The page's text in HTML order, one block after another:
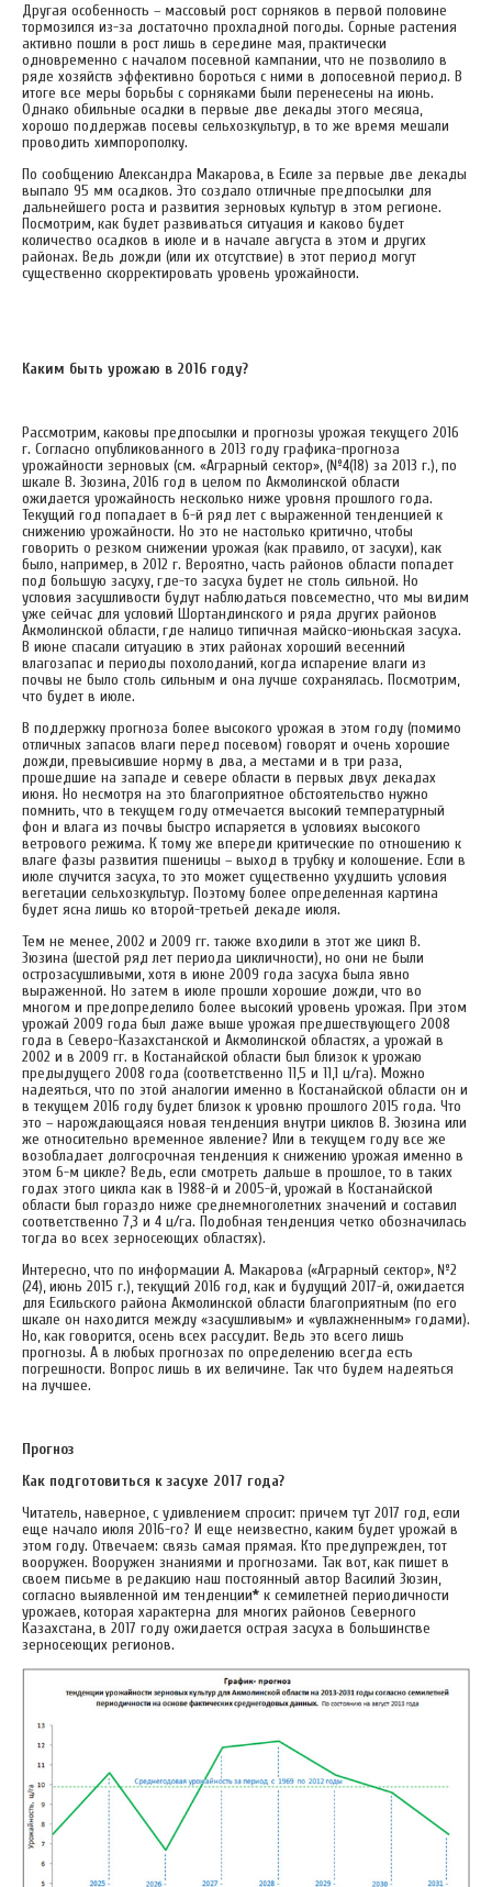
Другая особенность – массовый рост сорняков в первой половине
тормозился из-за достаточно прохладной погоды. Сорные растения
активно пошли в рост лишь в середине мая, практически
одновременно с началом посевной кампании, что не позволило в
ряде хозяйств эффективно бороться с ними в допосевной период. В
итоге все меры борьбы с сорняками были перенесены на июнь.
Однако обильные осадки в первые две декады этого месяца,
хорошо поддержав посевы сельхозкультур, в то же время мешали
проводить химпорополку.
По сообщению Александра Макарова, в Есиле за первые две декады
выпало 95 мм осадков. Это создало отличные предпосылки для
дальнейшего роста и развития зерновых культур в этом регионе.
Посмотрим, как будет развиваться ситуация и каково будет
количество осадков в июле и в начале августа в этом и других
районах. Ведь дожди (или их отсутствие) в этот период могут
существенно скорректировать уровень урожайности.
Каким быть урожаю в 2016 году?
Рассмотрим, каковы предпосылки и прогнозы урожая текущего 2016
г. Согласно опубликованного в 2013 году графика-прогноза
урожайности зерновых (см. «Аграрный сектор», (№4(18) за 2013 г.), по
шкале В. Зюзина, 2016 год в целом по Акмолинской области
ожидается урожайность несколько ниже уровня прошлого года.
Текущий год попадает в 6-й ряд лет с выраженной тенденцией к
снижению урожайности. Но это не настолько критично, чтобы
говорить о резком снижении урожая (как правило, от засухи), как
было, например, в 2012 г. Вероятно, часть районов области попадет
под большую засуху, где-то засуха будет не столь сильной. Но
условия засушливости будут наблюдаться повсеместно, что мы видим
уже сейчас для условий Шортандинского и ряда других районов
Акмолинской области, где налицо типичная майско-июньская засуха.
В июне спасали ситуацию в этих районах хороший весенний
влагозапас и периоды похолоданий, когда испарение влаги из
почвы не было столь сильным и она лучше сохранялась. Посмотрим,
что будет в июле.
В поддержку прогноза более высокого урожая в этом году (помимо
отличных запасов влаги перед посевом) говорят и очень хорошие
дожди, превысившие норму в два, а местами и в три раза,
прошедшие на западе и севере области в первых двух декадах
июня. Но несмотря на это благоприятное обстоятельство нужно
помнить, что в текущем году отмечается высокий температурный
фон и влага из почвы быстро испаряется в условиях высокого
ветрового режима. К тому же впереди критические по отношению к
влаге фазы развития пшеницы – выход в трубку и колошение. Если в
июле случится засуха, то это может существенно ухудшить условия
вегетации сельхозкультур. Поэтому более определенная картина
будет ясна лишь ко второй-третьей декаде июля.
Тем не менее, 2002 и 2009 гг. также входили в этот же цикл В.
Зюзина (шестой ряд лет периода цикличности), но они не были
острозасушливыми, хотя в июне 2009 года засуха была явно
выраженной. Но затем в июле прошли хорошие дожди, что во
многом и предопределило более высокий уровень урожая. При этом
урожай 2009 года был даже выше урожая предшествующего 2008
года в Северо-Казахстанской и Акмолинской областях, а урожай в
2002 и в 2009 гг. в Костанайской области был близок к урожаю
предыдущего 2008 года (соответственно 11,5 и 11,1 ц/га). Можно
надеяться, что по этой аналогии именно в Костанайской области он и
в текущем 2016 году будет близок к уровню прошлого 2015 года. Что
это – нарождающаяся новая тенденция внутри циклов В. Зюзина или
же относительно временное явление? Или в текущем году все же
возобладает долгосрочная тенденция к снижению урожая именно в
этом 6-м цикле? Ведь, если смотреть дальше в прошлое, то в таких
годах этого цикла как в 1988-й и 2005-й, урожай в Костанайской
области был гораздо ниже среднемноголетних значений и составил
соответственно 7,3 и 4 ц/га. Подобная тенденция четко обозначилась
тогда во всех зерносеющих областях).
Интересно, что по информации А. Макарова («Аграрный сектор», №2
(24), июнь 2015 г.), текущий 2016 год, как и будущий 2017-й, ожидается
для Есильского района Акмолинской области благоприятным (по его
шкале он находится между «засушливым» и «увлажненным» годами).
Но, как говорится, осень всех рассудит. Ведь это всего лишь
прогнозы. А в любых прогнозах по определению всегда есть
погрешности. Вопрос лишь в их величине. Так что будем надеяться
на лучшее.
Прогноз
Как подготовиться к засухе 2017 года?
Читатель, наверное, с удивлением спросит: причем тут 2017 год, если
еще начало июля 2016-го? И еще неизвестно, каким будет урожай в
этом году. Отвечаем: связь самая прямая. Кто предупрежден, тот
вооружен. Вооружен знаниями и прогнозами. Так вот, как пишет в
своем письме в редакцию наш постоянный автор Василий Зюзин,
согласно выявленной им тенденции* к семилетней периодичности
урожаев, которая характерна для многих районов Северного
Казахстана, в 2017 году ожидается острая засуха в большинстве
зерносеющих регионов.